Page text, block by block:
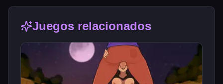
Juegos relacionados